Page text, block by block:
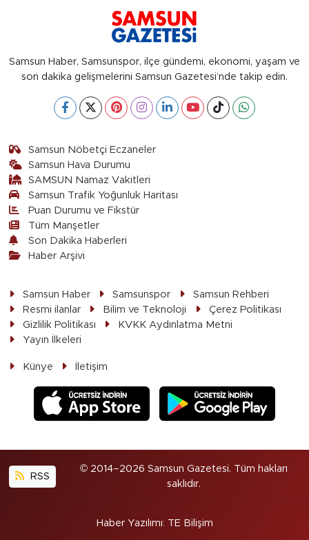
Samsun Haber, Samsunspor, ilçe gündemi, ekonomi, yaşam ve
son dakika gelişmelerini Samsun Gazetesi’nde takip edin.
Samsun Nöbetçi Eczaneler
Samsun Hava Durumu
SAMSUN Namaz Vakitleri
Samsun Trafik Yoğunluk Haritası
Puan Durumu ve Fikstür
Tüm Manşetler
Son Dakika Haberleri
Haber Arşivi
Samsun Haber Samsunspor
Samsun Rehberi
Resmi ilanlar
Bilim ve Teknoloji
Çerez Politikası
Gizlilik Politikası
KVKK Aydınlatma Metni
Yayın İlkeleri
Künye İletişim
RSS
© 2014–2026 Samsun Gazetesi. Tüm hakları
saklıdır.
Haber Yazılımı: TE Bilişim